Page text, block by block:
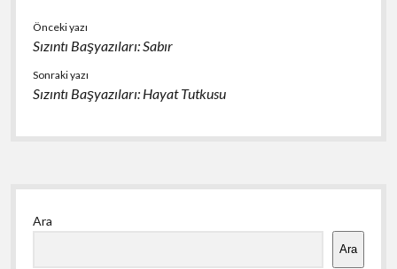
Önceki yazı
Sızıntı Başyazıları: Sabır
Sonraki yazı
Sızıntı Başyazıları: Hayat Tutkusu
Yan
Menü
Ara
Ara